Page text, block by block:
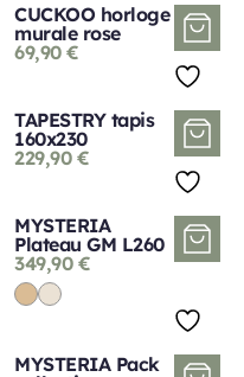
CUCKOO horloge
murale rose
69,90 €
TAPESTRY tapis
160x230
229,90 €
MYSTERIA
Plateau GM L260
349,90 €
MYSTERIA Pack